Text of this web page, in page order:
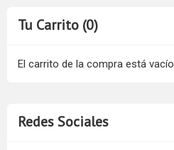
Tu Carrito (0)
El carrito de la compra está vacío
Redes Sociales